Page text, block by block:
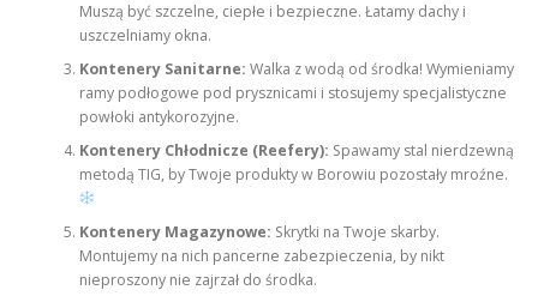
Muszą być szczelne, ciepłe i bezpieczne. Łatamy dachy i
uszczelniamy okna.
Kontenery Sanitarne: Walka z wodą od środka! Wymieniamy
ramy podłogowe pod prysznicami i stosujemy specjalistyczne
powłoki antykorozyjne.
Kontenery Chłodnicze (Reefery): Spawamy stal nierdzewną
metodą TIG, by Twoje produkty w Borowiu pozostały mroźne.
Kontenery Magazynowe: Skrytki na Twoje skarby.
Montujemy na nich pancerne zabezpieczenia, by nikt
nieproszony nie zajrzał do środka.